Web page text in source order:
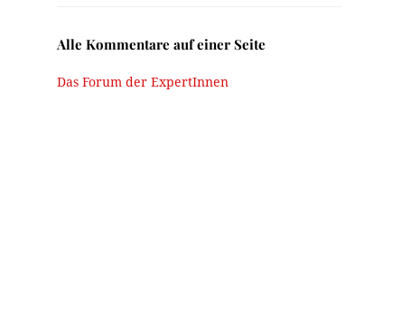
Alle Kommentare auf einer Seite
Das Forum der ExpertInnen